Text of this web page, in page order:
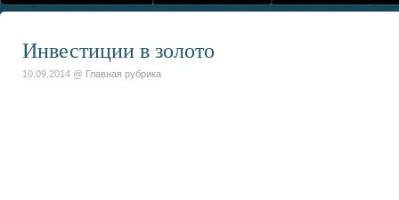
Инвестиции в золото
10.09.2014 @ Главная рубрика